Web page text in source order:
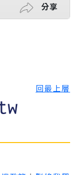
分享
回最上層